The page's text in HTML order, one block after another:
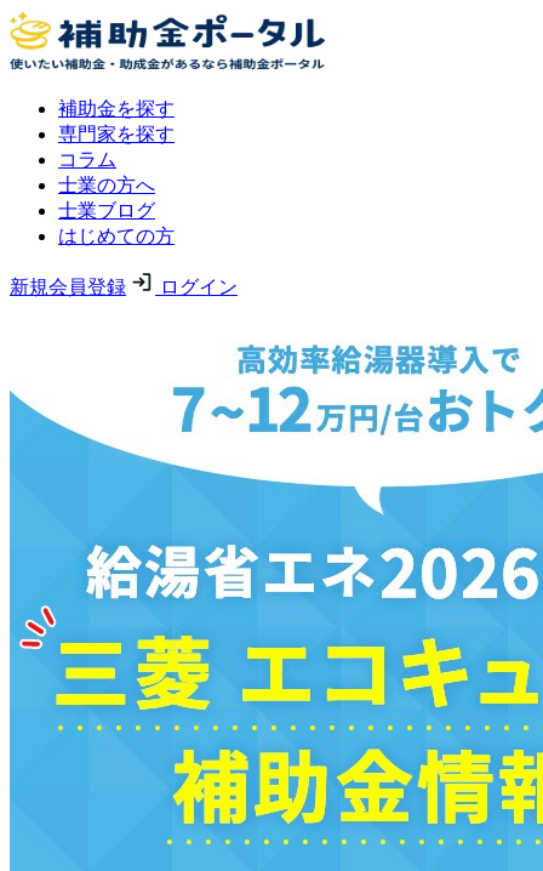
補助金を探す
専門家を探す
コラム
士業の方へ
士業ブログ
はじめての方
新規会員登録 ログイン